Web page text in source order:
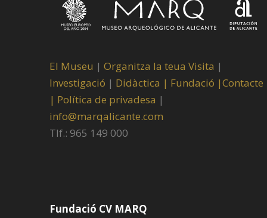
El Museu | Organitza la teua Visita |
Investigació | Didàctica | Fundació |Contacte
| Política de privadesa |
info@marqalicante.com
Tlf.: 965 149 000
Fundació CV MARQ